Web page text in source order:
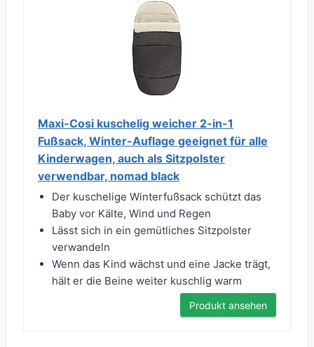
Maxi-Cosi kuschelig weicher 2-in-1
Fußsack, Winter-Auflage geeignet für alle
Kinderwagen, auch als Sitzpolster
verwendbar, nomad black
Der kuschelige Winterfußsack schützt das
Baby vor Kälte, Wind und Regen
Lässt sich in ein gemütliches Sitzpolster
verwandeln
Wenn das Kind wächst und eine Jacke trägt,
hält er die Beine weiter kuschlig warm
Produkt ansehen